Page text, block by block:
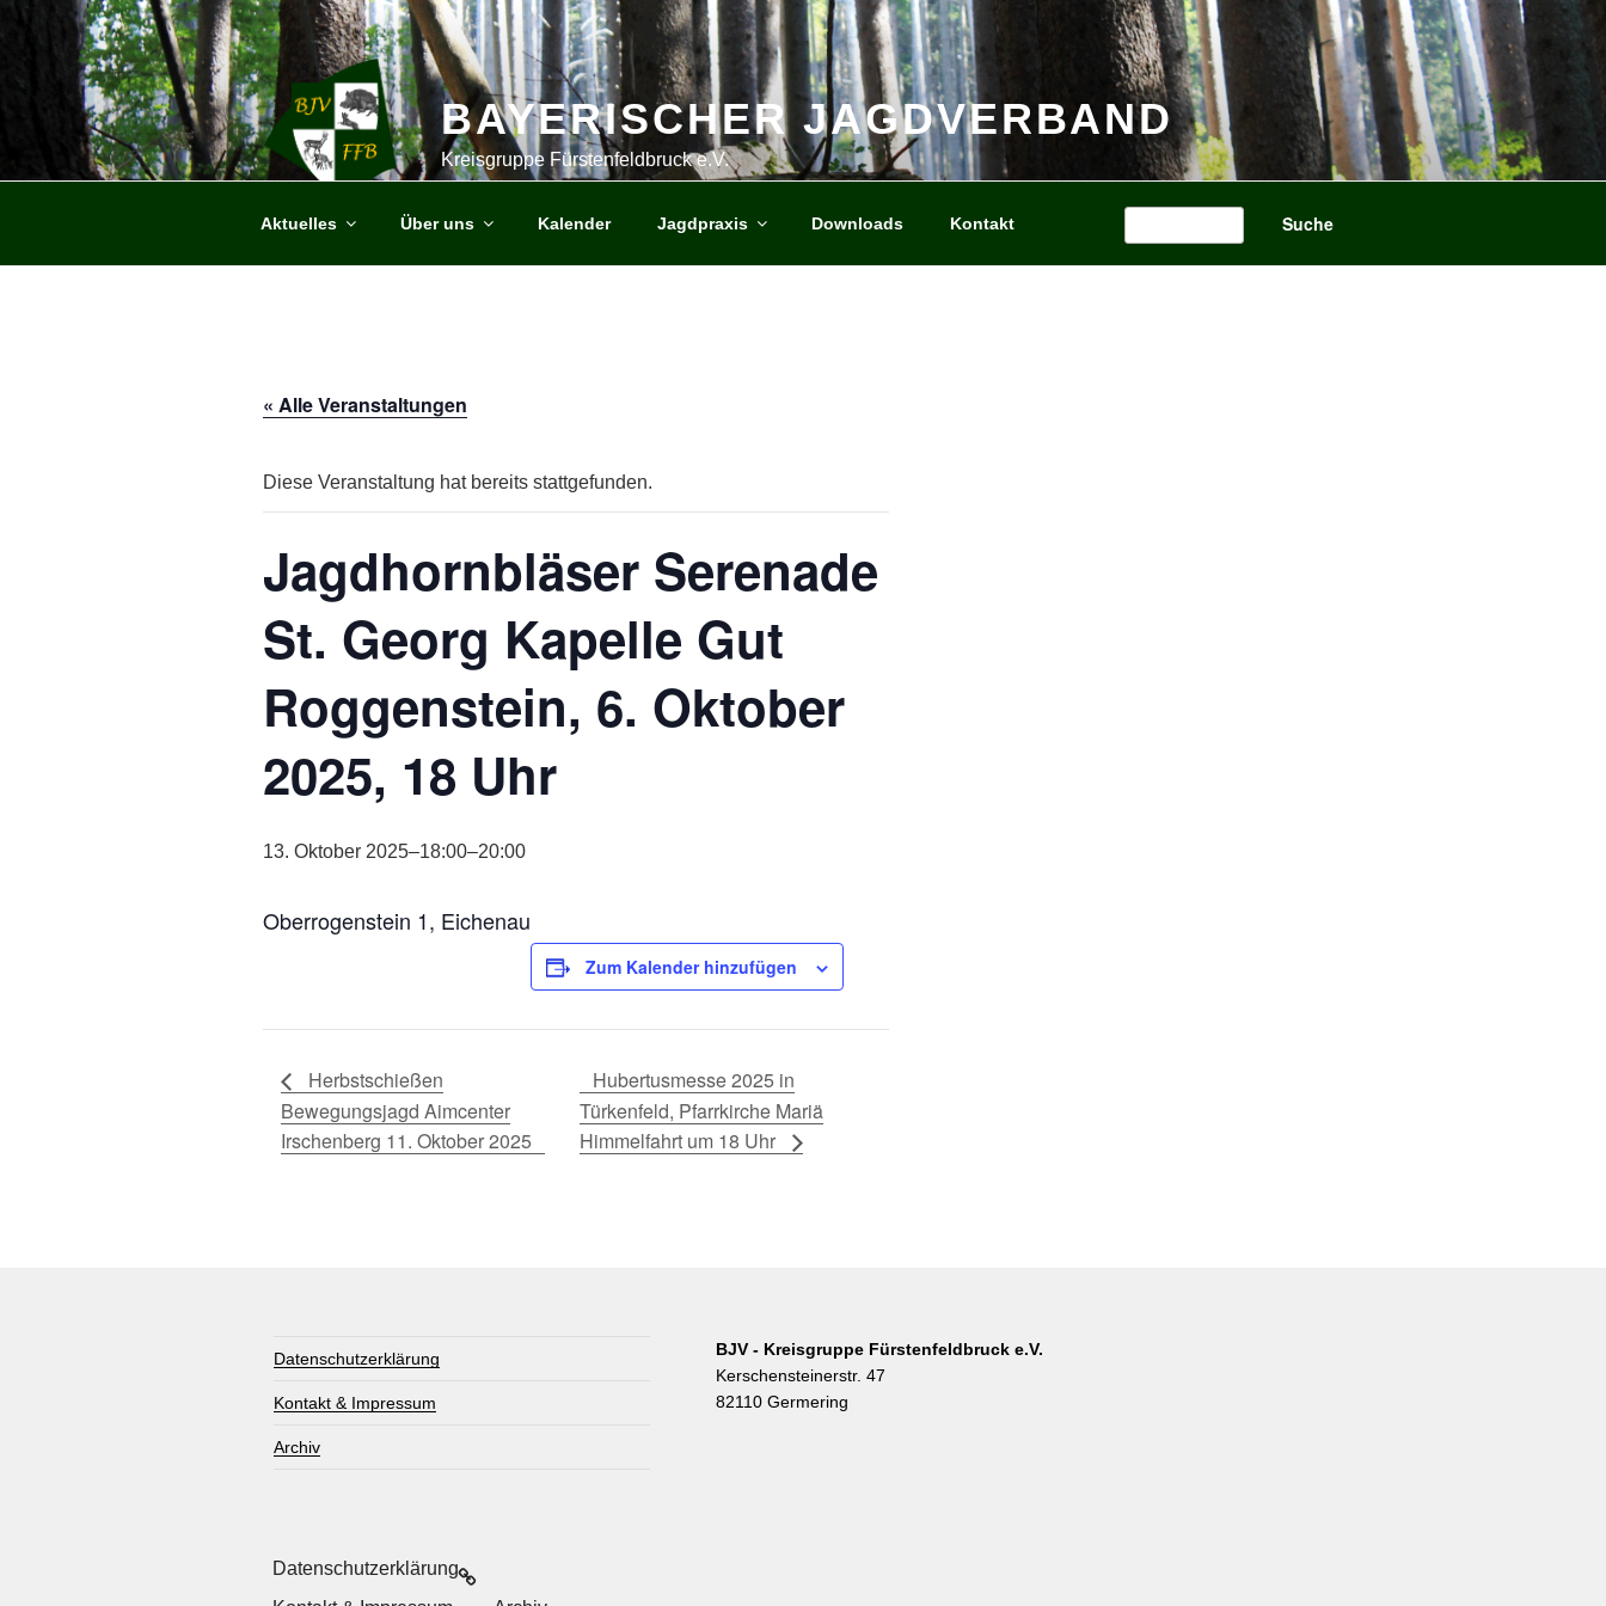
Zum
Inhalt
springen
BAYERISCHER JAGDVERBAND
Kreisgruppe Fürstenfeldbruck e.V.
Aktuelles Über uns Kalender Jagdpraxis Downloads Search
Kontakt
« Alle Veranstaltungen
Diese Veranstaltung hat bereits stattgefunden.
Jagdhornbläser Serenade
St. Georg Kapelle Gut
Roggenstein, 6. Oktober
2025, 18 Uhr
13. Oktober 2025–18:00–20:00
Oberrogenstein 1, Eichenau
Zum Kalender hinzufügen
Herbstschießen
Bewegungsjagd Aimcenter
Irschenberg 11. Oktober 2025
Hubertusmesse 2025 in
Türkenfeld, Pfarrkirche Mariä
Himmelfahrt um 18 Uhr
Datenschutzerklärung
Kontakt & Impressum
Archiv
BJV - Kreisgruppe Fürstenfeldbruck e.V.
Kerschensteinerstr. 47
82110 Germering
Datenschutzerklärung